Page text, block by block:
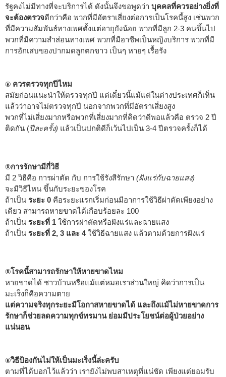
รัฐคงไม่มีทางที่จะบริการได้ ดังนั้นจึงขอพูดว่า บุคคลที่ควรอย่างยิ่งที่
จะต้องตรวจดีกว่าคือ พวกที่มีอัตราเสี่ยงต่อการเป็นโรคนี้สูง เช่นพวก
ที่มีความสัมพันธ์ทางเพศตั้งแต่อายุยังน้อย พวกที่มีลูก 2-3 คนขึ้นไป
พวกที่มีความสำส่อนทางเพศ พวกที่มีอาชีพเป็นหญิงบริการ พวกที่มี
การอักเสบของปากมดลูกตกขาว เป็นๆ หายๆ เรื้อรัง
® ควรตรวจทุกปีไหม
สมัยก่อนแนะนำให้ตรวจทุกปี แต่เดี๋ยวนี้แม้แต่ในต่างประเทศก็เห็น
แล้วว่าอาจไม่ตรวจทุกปี นอกจากพวกที่มีอัตราเสี่ยงสูง
พวกที่ไม่เสี่ยงมากหรือพวกที่เสี่ยงมากที่คิดว่าดีพอแล้วคือ ตรวจ 2 ปี
ติดกัน (ปีละครั้ง) แล้วเป็นปกติดีก็เว้นไปเป็น 3-4 ปีตรวจครั้งก็ได้
®การรักษามีกี่วิธี
มี 2 วิธีคือ การผ่าตัด กับ การใช้รังสีรักษา (ฝังแร่กับฉายแสง)
จะมีวิธีไหน ขึ้นกับระยะของโรค
ถ้าเป็น ระยะ 0 คือระยะแรกเริ่มก่อนมีอาการใช้วิธีผ่าตัดเพียงอย่าง
เดียว สามารถหายขาดได้เกือบร้อยละ 100
ถ้าเป็น ระยะที่ 1 ใช้การผ่าตัดหรือฝังแร่และฉายแสง
ถ้าเป็น ระยะที่ 2, 3 และ 4ใช้วิธีฉายแสง แล้วตามด้วยการฝังแร่
®โรคนี้สามารถรักษาให้หายขาดไหม
หายขาดได้ ชาวบ้านหรือแม้แต่หมอเราส่วนใหญ่ คิดว่าการเป็น
มะเร็งก็คือความตาย
แต่ความจริงทุกระยะมีโอกาสหายขาดได้ และถึงแม้ไม่หายขาดการ
รักษาก็ช่วยลดความทุกข์ทรมาน ย่อมมีประโยชน์ต่อผู้ป่วยอย่าง
แน่นอน
®วิธีป้องกันไม่ให้เป็นมะเร็งนี้ล่ะครับ
ตามที่ได้บอกไว้แล้วว่า เรายังไม่พบสาเหตุที่แน่ชัด เพียงแต่ยอมรับ